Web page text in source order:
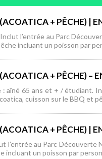
+ PÊCHE) |
l’entrée au Parc
incluant un poisson par
+ PÊCHE) –
: aîné 65 ans et + / étudiant.
cuisson sur le BBQ et
+ PÊCHE) |
l’entrée au Parc
incluant un poisson par